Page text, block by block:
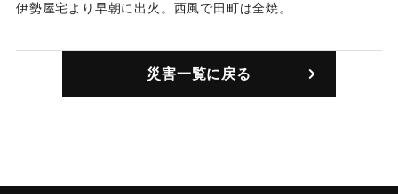
伊勢屋宅より早朝に出火。西風で田町は全焼。
｜固有コード:00109005
災害一覧に戻る